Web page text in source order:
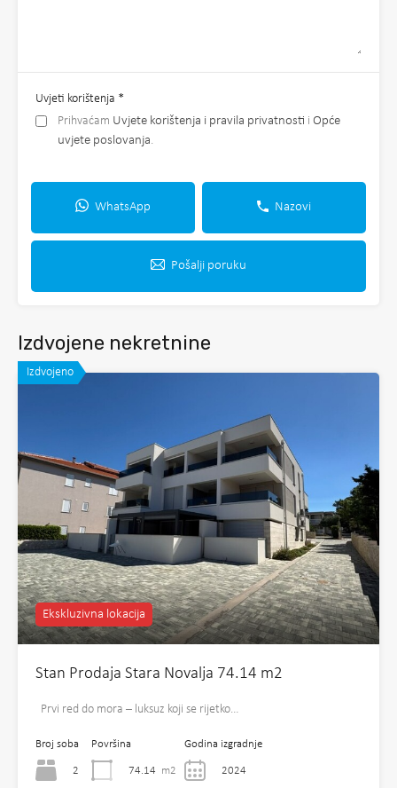
Uvjeti korištenja *
Prihvaćam Uvjete korištenja i pravila privatnosti i Opće
uvjete poslovanja.
WhatsApp Nazovi
Pošalji poruku
Izdvojene nekretnine
Izdvojeno
Ekskluzivna lokacija
Stan Prodaja Stara Novalja 74.14 m2
Prvi red do mora – luksuz koji se rijetko…
Broj soba
2
Površina
74.14 m2
Godina izgradnje
2024